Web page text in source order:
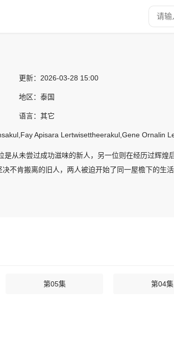
更新： 2026-03-28 15:00
地区： 泰国
语言： 其它
Apisara Lertwisettheerakul,Gene Ornalin
从未尝过成功滋味的新人，另一位则在经历过辉煌
不肯搬离的旧人，两人被迫开始了同一屋檐下的生活
第05集 第04集